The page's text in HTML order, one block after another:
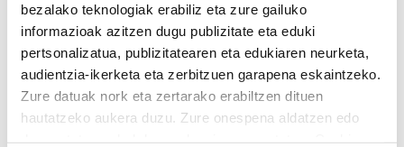
bezalako teknologiak erabiliz eta zure gailuko
informazioak azitzen dugu publizitate eta eduki
pertsonalizatua, publizitatearen eta edukiaren neurketa,
audientzia-ikerketa eta zerbitzuen garapena eskaintzeko.
Zure datuak nork eta zertarako erabiltzen dituen
hautatzeko aukera duzu. Zure onespena aldatzen edo